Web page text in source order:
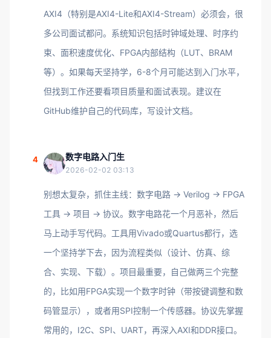
AXI4（特别是AXI4-Lite和AXI4-Stream）必须会，很
多公司面试都问。系统知识包括时钟域处理、时序约
束、面积速度优化、FPGA内部结构（LUT、BRAM
等）。如果每天坚持学，6-8个月可能达到入门水平，
但找到工作还要看项目质量和面试表现。建议在
GitHub维护自己的代码库，写设计文档。
4 数字电路入门生
2026-02-02 03:13
别想太复杂，抓住主线：数字电路 -> Verilog -> FPGA
工具 -> 项目 -> 协议。数字电路花一个月恶补，然后
马上动手写代码。工具用Vivado或Quartus都行，选
一个坚持学下去，因为流程类似（设计、仿真、综
合、实现、下载）。项目最重要，自己做两三个完整
的，比如用FPGA实现一个数字时钟（带按键调整和数
码管显示），或者用SPI控制一个传感器。协议先掌握
常用的，I2C、SPI、UART，再深入AXI和DDR接口。